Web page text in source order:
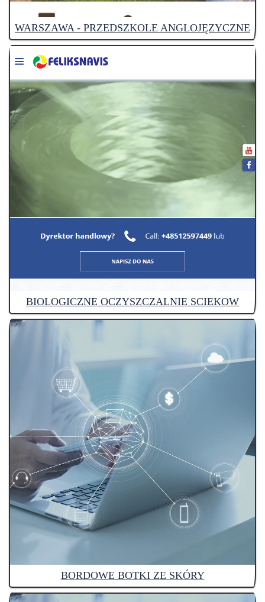
WARSZAWA - PRZEDSZKOLE ANGLOJĘZYCZNE
BIOLOGICZNE OCZYSZCZALNIE SCIEKOW
BORDOWE BOTKI ZE SKÓRY